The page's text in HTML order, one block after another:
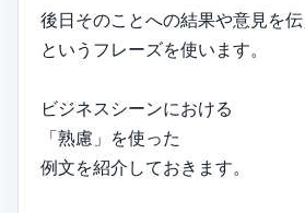
後日そのことへの結果や意見を伝
というフレーズを使います。
ビジネスシーンにおける
「熟慮」を使った
例文を紹介しておきます。